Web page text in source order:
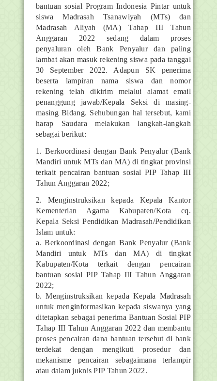
bantuan sosial Program Indonesia Pintar untuk
siswa Madrasah Tsanawiyah (MTs) dan
Madrasah Aliyah (MA) Tahap III Tahun
Anggaran 2022 sedang dalam proses
penyaluran oleh Bank Penyalur dan paling
lambat akan masuk rekening siswa pada tanggal
30 September 2022. Adapun SK penerima
beserta lampiran nama siswa dan nomor
rekening telah dikirim melalui alamat email
penanggung jawab/Kepala Seksi di masing-
masing Bidang. Sehubungan hal tersebut, kami
harap Saudara melakukan langkah-langkah
sebagai berikut:
1. Berkoordinasi dengan Bank Penyalur (Bank
Mandiri untuk MTs dan MA) di tingkat provinsi
terkait pencairan bantuan sosial PIP Tahap III
Tahun Anggaran 2022;
2. Menginstruksikan kepada Kepala Kantor
Kementerian Agama Kabupaten/Kota cq.
Kepala Seksi Pendidikan Madrasah/Pendidikan
Islam untuk:
a. Berkoordinasi dengan Bank Penyalur (Bank
Mandiri untuk MTs dan MA) di tingkat
Kabupaten/Kota terkait dengan pencairan
bantuan sosial PIP Tahap III Tahun Anggaran
2022;
b. Menginstruksikan kepada Kepala Madrasah
untuk menginformasikan kepada siswanya yang
ditetapkan sebagai penerima Bantuan Sosial PIP
Tahap III Tahun Anggaran 2022 dan membantu
proses pencairan dana bantuan tersebut di bank
terdekat dengan mengikuti prosedur dan
mekanisme pencairan sebagaimana terlampir
atau dalam juknis PIP Tahun 2022.